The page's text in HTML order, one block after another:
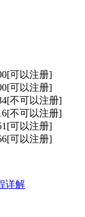
[可以注册]
[可以注册]
[不可以注册]
[不可以注册]
[可以注册]
[可以注册]
详解